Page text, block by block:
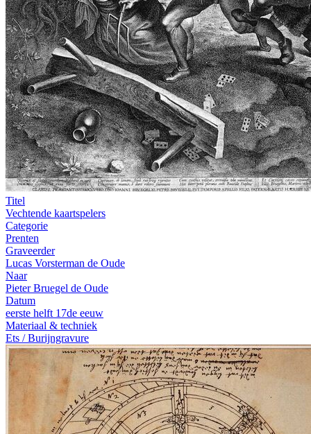
Titel
Vechtende kaartspelers
Categorie
Prenten
Graveerder
Lucas Vorsterman de Oude
Naar
Pieter Bruegel de Oude
Datum
eerste helft 17de eeuw
Materiaal & techniek
Ets / Burijngravure